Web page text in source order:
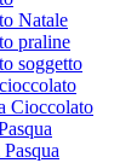
Natale
praline
soggetto
Cioccolato